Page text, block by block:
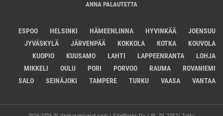
ANNA PALAUTETTA
ESPOO HELSINKI HÄMEENLINNA HYVINKÄÄ
JOENSUU
JYVÄSKYLÄ
JÄRVENPÄÄ KOKKOLA KOTKA
KOUVOLA
KUOPIO
KUUSAMO LAHTI LAPPEENRANTA
LOHJA
MIKKELI
OULU PORI PORVOO RAUMA
ROVANIEMI
SALO
SEINÄJOKI TAMPERE TURKU VAASA VANTAA